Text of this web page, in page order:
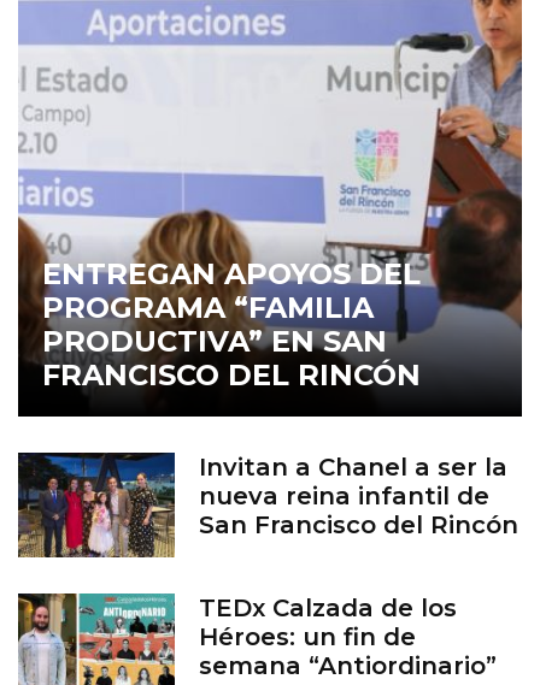
ENTREGAN APOYOS DEL
PROGRAMA “FAMILIA
PRODUCTIVA” EN SAN
FRANCISCO DEL RINCÓN
Invitan a Chanel a ser la
nueva reina infantil de
San Francisco del Rincón
TEDx Calzada de los
Héroes: un fin de
semana “Antiordinario”